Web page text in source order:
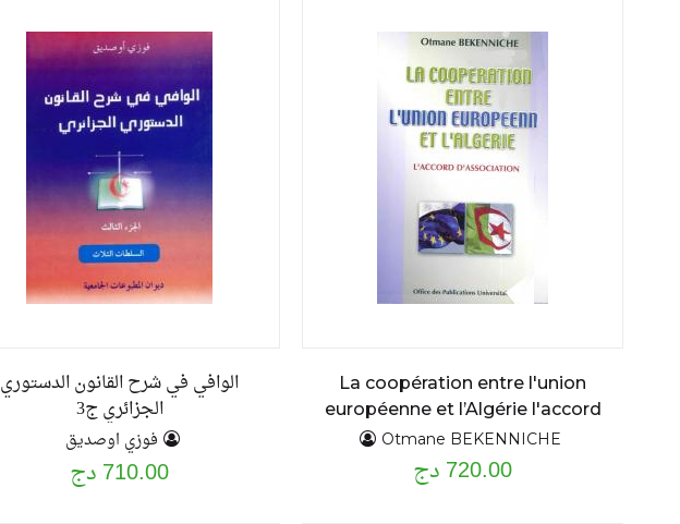
La coopération entre l'union
européenne et l’Algérie l'accord
d'association
Otmane BEKENNICHE
720.00 دج
الوافي في شرح القانون الدستوري
الجزائري ج3
فوزي اوصديق
710.00 دج